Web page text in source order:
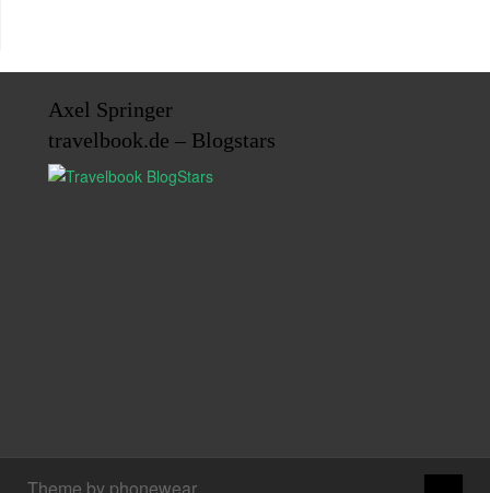
Axel Springer
travelbook.de – Blogstars
↑